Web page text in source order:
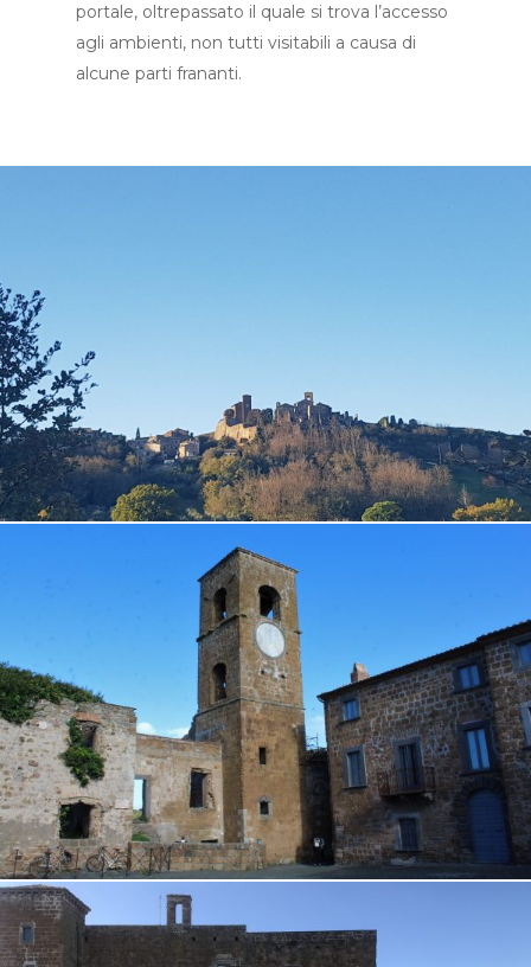
portale, oltrepassato il quale si trova l’accesso
agli ambienti, non tutti visitabili a causa di
alcune parti frananti.